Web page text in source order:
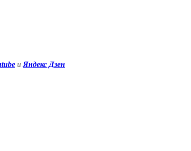
и Яндекс Дзен